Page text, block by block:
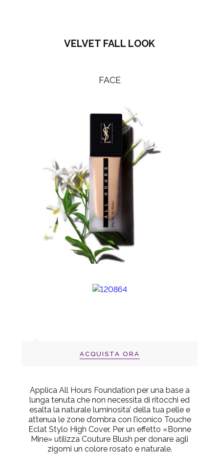
VELVET FALL LOOK
FACE
ACQUISTA ORA
Applica All Hours Foundation per una base a
lunga tenuta che non necessita di ritocchi ed
esalta la naturale luminosita’ della tua pelle e
attenua le zone d’ombra con l’iconico Touche
Eclat Stylo High Cover. Per un effetto «Bonne
Mine» utilizza Couture Blush per donare agli
zigomi un colore rosato e naturale.